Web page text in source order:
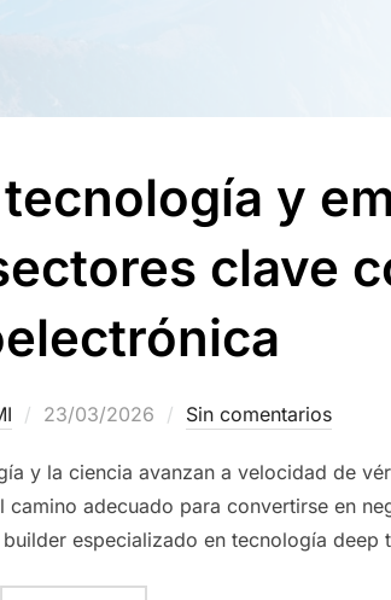
y
clave
23/03/2026 Sin comentarios
y la ciencia avanzan a velocidad de
adecuado para convertirse en
especializado en tecnología deep